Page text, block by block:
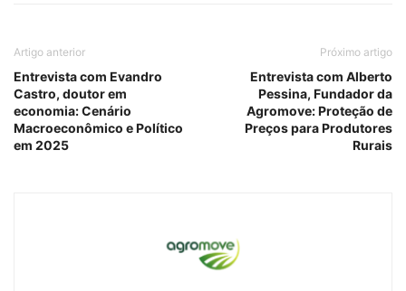
Artigo anterior
Entrevista com Evandro
Castro, doutor em
economia: Cenário
Macroeconômico e Político
em 2025
Próximo artigo
Entrevista com Alberto
Pessina, Fundador da
Agromove: Proteção de
Preços para Produtores
Rurais